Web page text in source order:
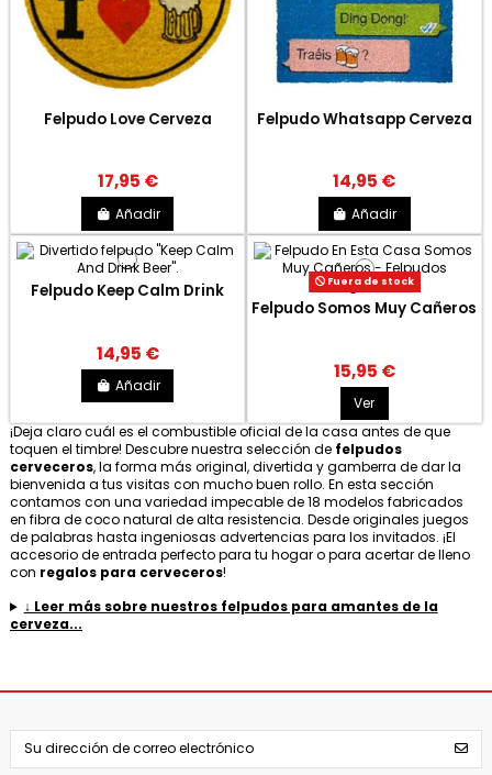
Felpudo Love Cerveza
17,95 €
Añadir
Felpudo Whatsapp Cerveza
14,95 €
Añadir
Felpudo Keep Calm Drink
14,95 €
Añadir
Fuera de stock
Felpudo Somos Muy Cañeros
15,95 €
Ver
¡Deja claro cuál es el combustible oficial de la casa antes de que
toquen el timbre! Descubre nuestra selección de felpudos
cerveceros, la forma más original, divertida y gamberra de dar la
bienvenida a tus visitas con mucho buen rollo. En esta sección
contamos con una variedad impecable de 18 modelos fabricados
en fibra de coco natural de alta resistencia. Desde originales juegos
de palabras hasta ingeniosas advertencias para los invitados. ¡El
accesorio de entrada perfecto para tu hogar o para acertar de lleno
con regalos para cerveceros!
↓ Leer más sobre nuestros felpudos para amantes de la
cerveza...